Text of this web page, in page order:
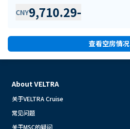
CNY9,710.29-
查看空房情况
About VELTRA
关于VELTRA Cruise
常见问题
关于MSC的疑问